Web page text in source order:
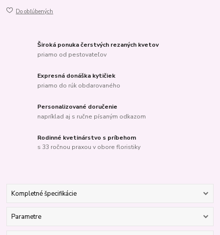
Do obľúbených
Široká ponuka čerstvých rezaných kvetov
priamo od pestovateľov
Expresná donáška kytičiek
priamo do rúk obdarovaného
Personalizované doručenie
napríklad aj s ručne písaným odkazom
Rodinné kvetinárstvo s príbehom
s 33 ročnou praxou v obore floristiky
Kompletné špecifikácie
Parametre